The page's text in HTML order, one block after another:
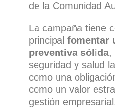
de la Comunidad
La campaña tiene
principal fomentar
preventiva sólida,
seguridad y salud
como una
como un valor
gestión